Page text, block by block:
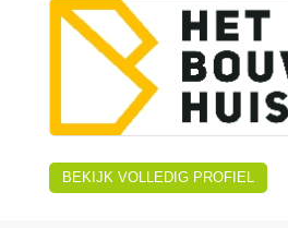
BEKIJK VOLLEDIG PROFIEL